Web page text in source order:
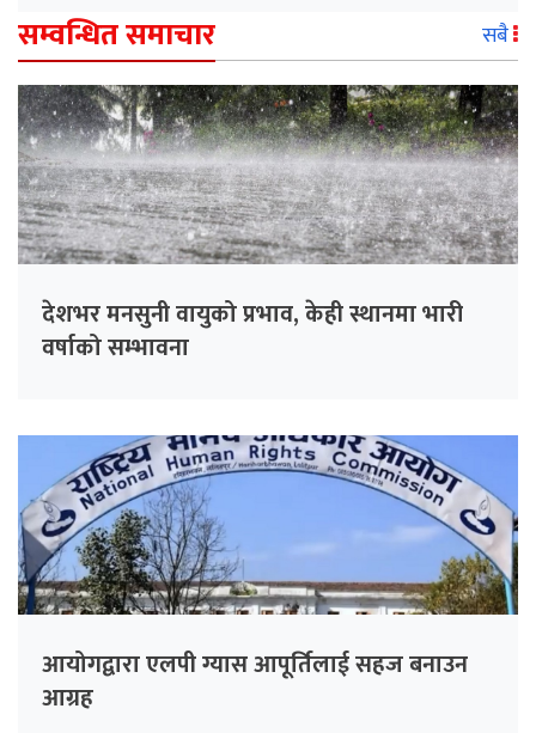
सम्वन्धित समाचार सबै
देशभर मनसुनी वायुको प्रभाव, केही स्थानमा भारी
वर्षाको सम्भावना
आयोगद्वारा एलपी ग्यास आपूर्तिलाई सहज बनाउन
आग्रह